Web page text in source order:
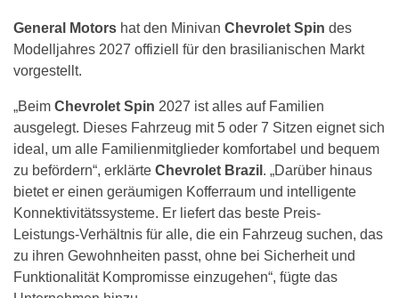
General Motors hat den Minivan Chevrolet Spin des
Modelljahres 2027 offiziell für den brasilianischen Markt
vorgestellt.
„Beim Chevrolet Spin 2027 ist alles auf Familien
ausgelegt. Dieses Fahrzeug mit 5 oder 7 Sitzen eignet sich
ideal, um alle Familienmitglieder komfortabel und bequem
zu befördern“, erklärte Chevrolet Brazil . „Darüber hinaus
bietet er einen geräumigen Kofferraum und intelligente
Konnektivitätssysteme. Er liefert das beste Preis-
Leistungs-Verhältnis für alle, die ein Fahrzeug suchen, das
zu ihren Gewohnheiten passt, ohne bei Sicherheit und
Funktionalität Kompromisse einzugehen“, fügte das